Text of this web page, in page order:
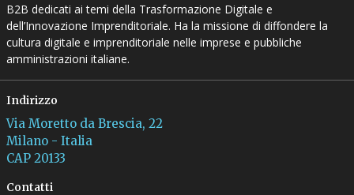
B2B dedicati ai temi della Trasformazione Digitale e
dell’Innovazione Imprenditoriale. Ha la missione di diffondere la
cultura digitale e imprenditoriale nelle imprese e pubbliche
amministrazioni italiane.
Indirizzo
Via Moretto da Brescia, 22
Milano - Italia
CAP 20133
Contatti